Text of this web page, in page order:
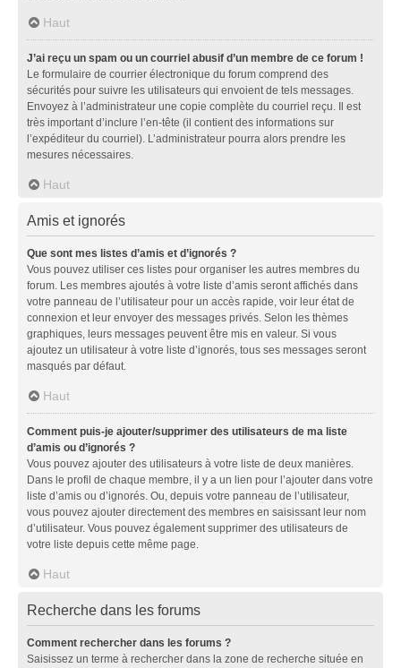
Haut
J’ai reçu un spam ou un courriel abusif d’un membre de ce forum !
Le formulaire de courrier électronique du forum comprend des
sécurités pour suivre les utilisateurs qui envoient de tels messages.
Envoyez à l’administrateur une copie complète du courriel reçu. Il est
très important d’inclure l’en-tête (il contient des informations sur
l’expéditeur du courriel). L’administrateur pourra alors prendre les
mesures nécessaires.
Haut
Amis et ignorés
Que sont mes listes d’amis et d’ignorés ?
Vous pouvez utiliser ces listes pour organiser les autres membres du
forum. Les membres ajoutés à votre liste d’amis seront affichés dans
votre panneau de l’utilisateur pour un accès rapide, voir leur état de
connexion et leur envoyer des messages privés. Selon les thèmes
graphiques, leurs messages peuvent être mis en valeur. Si vous
ajoutez un utilisateur à votre liste d’ignorés, tous ses messages seront
masqués par défaut.
Haut
Comment puis-je ajouter/supprimer des utilisateurs de ma liste
d’amis ou d’ignorés ?
Vous pouvez ajouter des utilisateurs à votre liste de deux manières.
Dans le profil de chaque membre, il y a un lien pour l’ajouter dans votre
liste d’amis ou d’ignorés. Ou, depuis votre panneau de l’utilisateur,
vous pouvez ajouter directement des membres en saisissant leur nom
d’utilisateur. Vous pouvez également supprimer des utilisateurs de
votre liste depuis cette même page.
Haut
Recherche dans les forums
Comment rechercher dans les forums ?
Saisissez un terme à rechercher dans la zone de recherche située en